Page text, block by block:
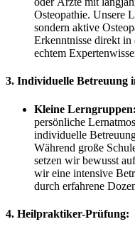
Osteopathie. Unsere
sondern aktive
Erkenntnisse direkt in
echtem
3. Individuelle Betreuung
Kleine Lerngruppen:
persönliche
individuelle
Während große
setzen wir bewusst
wir eine intensive
durch erfahrene
4. Heilpraktiker-Prüfung: